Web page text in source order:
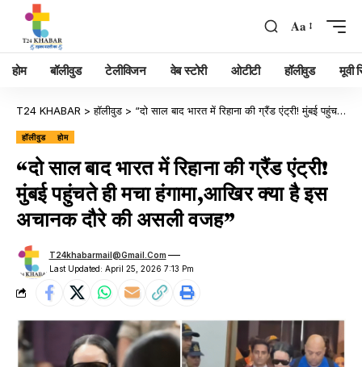
Aa
होम बॉलीवुड टेलीविजन वेब स्टोरी ओटीटी हॉलीवुड मूवी
T24 KHABAR >हॉलीवुड > “दो साल बाद भारत में रिहाना की ग्रैंड एंट्री! मुंबई पहुंचते ही मचा हंगामा,आखिर क्या है इस अचानक दौरे की असली वजह”
हॉलीवुड होम
“दो साल बाद भारत में रिहाना की ग्रैंड एंट्री!
मुंबई पहुंचते ही मचा हंगामा,आखिर क्या है इस
अचानक दौरे की असली वजह”
Last Updated: April 25, 2026 7:13 Pm
T24khabarmail@gmail.com